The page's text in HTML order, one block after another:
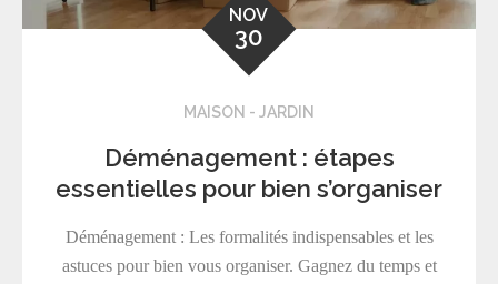
NOV
30
MAISON - JARDIN
Déménagement : étapes
essentielles pour bien s’organiser
Déménagement : Les formalités indispensables et les
astuces pour bien vous organiser. Gagnez du temps et